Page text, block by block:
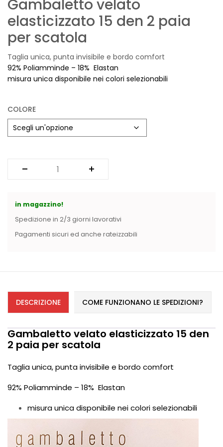
Vintage (165)
Gambaletto velato
elasticizzato 15 den 2 paia
per scatola
Taglia unica, punta invisibile e bordo comfort
92% Poliamminde – 18% Elastan
misura unica disponibile nei colori selezionabili
COLORE
in magazzino!
Spedizione in 2/3 giorni lavorativi
Pagamenti sicuri ed anche rateizzabili
DESCRIZIONE COME FUNZIONANO LE SPEDIZIONI?
Gambaletto velato elasticizzato 15 den
2 paia per scatola
Taglia unica, punta invisibile e bordo comfort
92% Poliamminde – 18% Elastan
misura unica disponibile nei colori selezionabili